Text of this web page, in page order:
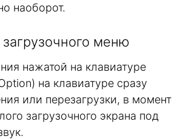
наоборот.
меню
нажатой на клавиатуре
на клавиатуре сразу
или перезагрузки, в момент
загрузочного экрана под